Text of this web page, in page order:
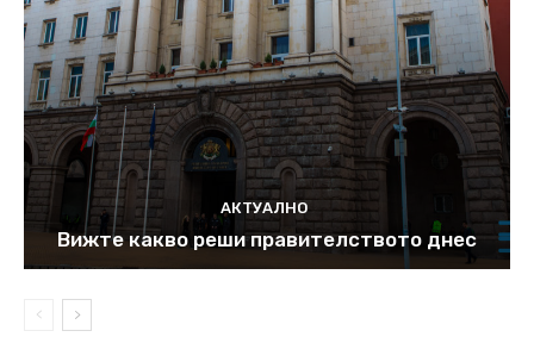
АКТУАЛНО
Вижте какво реши правителството днес